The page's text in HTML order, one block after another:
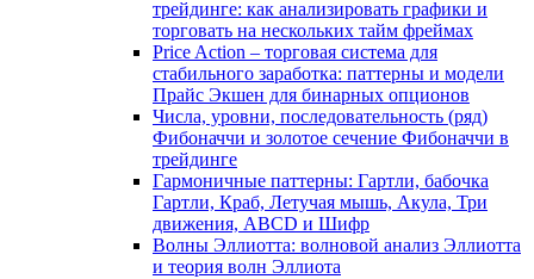
трейдинге: как анализировать графики и
торговать на нескольких тайм фреймах
Price Action – торговая система для
стабильного заработка: паттерны и модели
Прайс Экшен для бинарных опционов
Числа, уровни, последовательность (ряд)
Фибоначчи и золотое сечение Фибоначчи в
трейдинге
Гармоничные паттерны: Гартли, бабочка
Гартли, Краб, Летучая мышь, Акула, Три
движения, ABCD и Шифр
Волны Эллиотта: волновой анализ Эллиотта
и теория волн Эллиота